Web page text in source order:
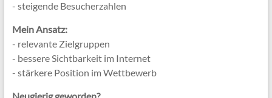
- steigende Besucherzahlen
Mein Ansatz:
- relevante Zielgruppen
- bessere Sichtbarkeit im Internet
- stärkere Position im Wettbewerb
Neugierig geworden?